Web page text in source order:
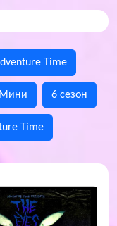
Time
Мини 6 сезон
Time